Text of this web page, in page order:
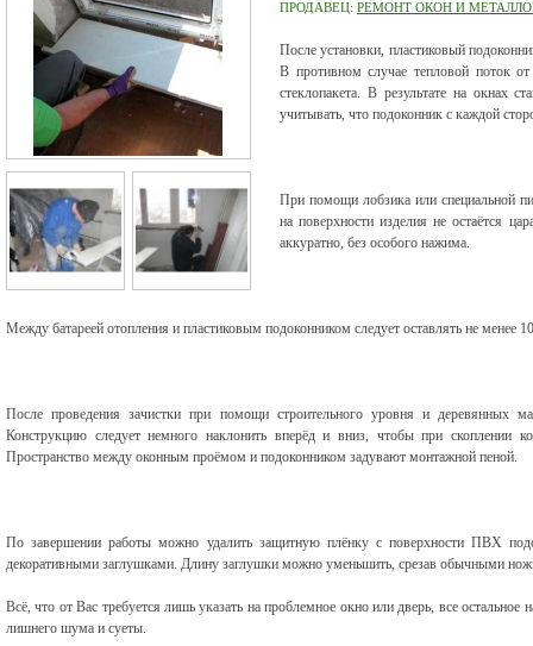
ПРОДАВЕЦ: РЕМОНТ ОКОН И
После установки, пластиковый
В противном случае тепловой поток
стеклопакета. В результате на окнах
учитывать, что подоконник с каждой
При помощи лобзика или специальной
на поверхности изделия не остаётся
аккуратно, без особого нажима.
Между батареей отопления и пластиковым подоконником следует оставлять не менее
После проведения зачистки при помощи строительного уровня и деревянных
Конструкцию следует немного наклонить вперёд и вниз, чтобы при скоплении
Пространство между оконным проёмом и подоконником задувают монтажной пеной.
По завершении работы можно удалить защитную плёнку с поверхности ПВХ
декоративными заглушками. Длину заглушки можно уменьшить, срезав обычными
Всё, что от Вас требуется лишь указать на проблемное окно или дверь, все
лишнего шума и суеты.